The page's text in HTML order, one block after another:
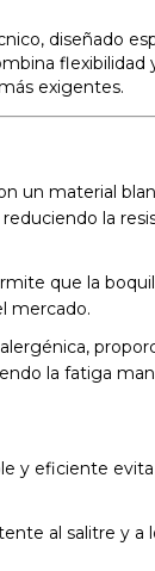
diseñado
exigentes.
un material
la
que la
mercado.
la fatiga
y eficiente
al salitre y a